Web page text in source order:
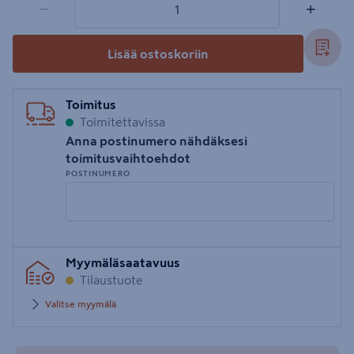
− +
Lisää ostoskoriin
Toimitus
Toimitettavissa
Anna postinumero nähdäksesi
toimitusvaihtoehdot
POSTINUMERO
postinumero
Myymäläsaatavuus
Tilaustuote
Valitse myymälä